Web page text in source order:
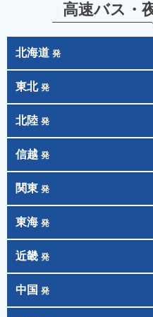
高速バス・
北海道 発
東北 発
北陸 発
信越 発
関東 発
東海 発
近畿 発
中国 発